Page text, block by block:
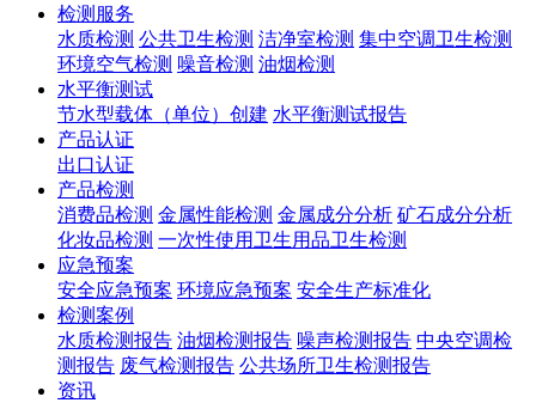
检测服务
水质检测 公共卫生检测 洁净室检测 集中空调卫生检测
环境空气检测 噪音检测 油烟检测
水平衡测试
节水型载体（单位）创建 水平衡测试报告
产品认证
出口认证
产品检测
消费品检测 金属性能检测 金属成分分析 矿石成分分析
化妆品检测 一次性使用卫生用品卫生检测
应急预案
安全应急预案 环境应急预案 安全生产标准化
检测案例
水质检测报告 油烟检测报告 噪声检测报告 中央空调检
测报告 废气检测报告 公共场所卫生检测报告
资讯